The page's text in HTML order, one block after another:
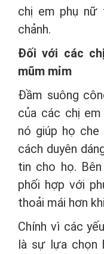
chị em phụ nữ
chảnh.
Đối với các
mũm mỉm
Đầm suông
của các chị
nó giúp họ
cách duyên
tin cho họ.
phối hợp với
thoải mái hơn
Chính vì các
là sự lựa chọn